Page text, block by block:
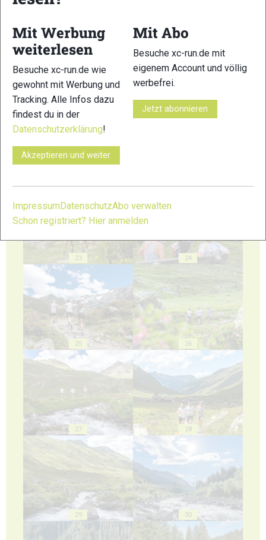
19
23 24
25 26
27 28
29 30
Mit Werbung
weiterlesen
Besuche xc-run.de wie
gewohnt mit Werbung und
Tracking. Alle Infos dazu
findest du in der
Datenschutzerklärung!
Akzeptieren und weiter
Mit Abo
Besuche xc-run.de mit
eigenem Account und völlig
werbefrei.
Jetzt abonnieren
ImpressumDatenschutzAbo verwalten
Schon registriert? Hier anmelden